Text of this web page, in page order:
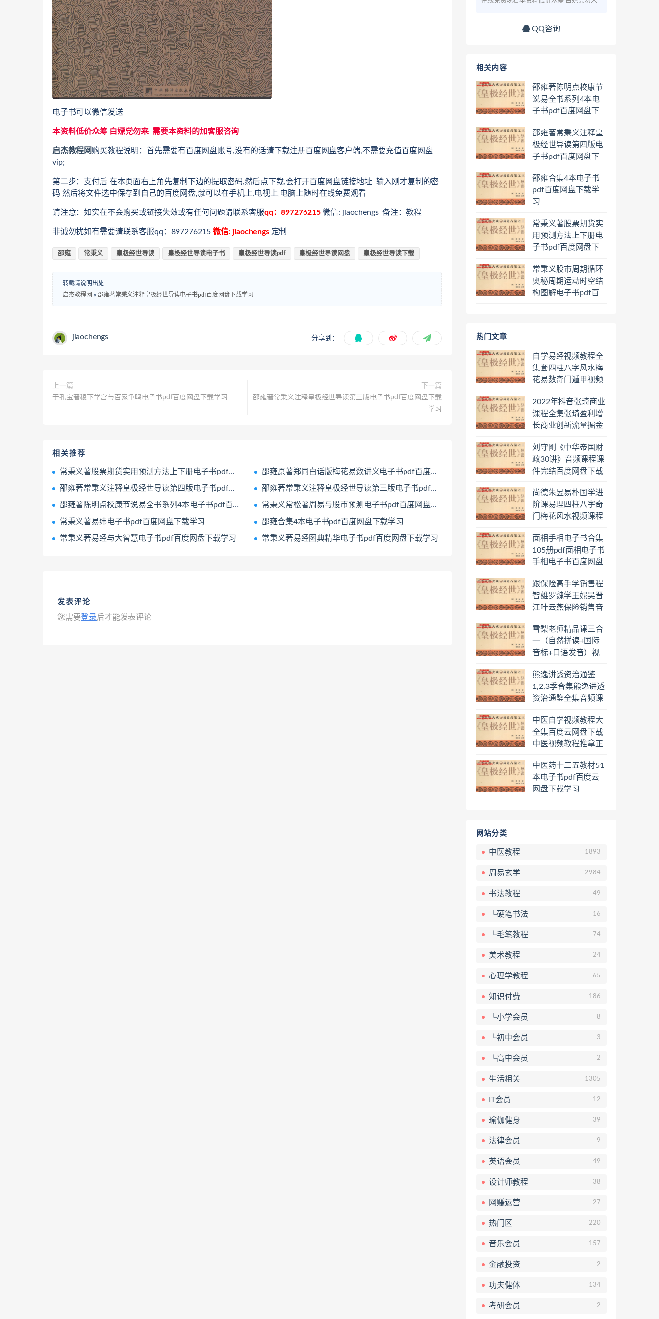
电子书可以微信发送
本资料低价众筹 白嫖党勿来 需要本资料的加客服咨询
启杰教程网购买教程说明：首先需要有百度网盘账号,没有的话请下载注册百度网盘客户端,不需要充值百度网盘
vip;
第二步：支付后 在本页面右上角先复制下边的提取密码,然后点下载,会打开百度网盘链接地址 输入刚才复制的密
码 然后将文件选中保存到自己的百度网盘,就可以在手机上,电视上,电脑上随时在线免费观看
请注意：如实在不会购买或链接失效或有任何问题请联系客服qq：897276215 微信: jiaochengs 备注：教程
非诚勿扰如有需要请联系客服qq：897276215 微信: jiaochengs 定制
邵雍 常秉义 皇极经世导读 皇极经世导读电子书 皇极经世导读pdf 皇极经世导读网盘 皇极经世导读下载
转载请说明出处
启杰教程网 » 邵雍著常秉义注释皇极经世导读电子书pdf百度网盘下载学习
jiaochengs 分享到：
上一篇
于孔宝著稷下学宫与百家争鸣电子书pdf百度网盘下载学习
下一篇
邵雍著常秉义注释皇极经世导读第三版电子书pdf百度网盘下载
学习
相关推荐
常秉义著股票期货实用预测方法上下册电子书pdf百度网盘下载学习 邵雍原著郑同白话版梅花易数讲义电子书pdf百度网盘下载学习
邵雍著常秉义注释皇极经世导读第四版电子书pdf百度网盘下载学习 邵雍著常秉义注释皇极经世导读第三版电子书pdf百度网盘下载学习
邵雍著陈明点校康节说易全书系列4本电子书pdf百度网盘下载学习 常秉义常松著周易与股市预测电子书pdf百度网盘下载学习
常秉义著易纬电子书pdf百度网盘下载学习 邵雍合集4本电子书pdf百度网盘下载学习
常秉义著易经与大智慧电子书pdf百度网盘下载学习 常秉义著易经图典精华电子书pdf百度网盘下载学习
发表评论
您需要登录后才能发表评论
QQ咨询
相关内容
邵雍著陈明点校康节
说易全书系列4本电
子书pdf百度网盘下
邵雍著常秉义注释皇
极经世导读第四版电
子书pdf百度网盘下
邵雍合集4本电子书
pdf百度网盘下载学
习
常秉义著股票期货实
用预测方法上下册电
子书pdf百度网盘下
常秉义股市周期循环
奥秘周期运动时空结
构图解电子书pdf百
热门文章
自学易经视频教程全
集套四柱八字风水梅
花易数奇门遁甲视频
日罗盘教程百度云网
盘会员
2022年抖音张琦商业
课程全集张琦盈利增
长商业创新流量掘金
盘下载学习
刘守刚《中华帝国财
政30讲》音频课程课
件完结百度网盘下载
尚德朱昱易朴国学进
阶课易理四柱八字奇
门梅花风水视频课程
学习
面相手相电子书合集
105册pdf面相电子书
手相电子书百度网盘
跟保险高手学销售程
智雄罗魏学王妮吴晋
江叶云燕保险销售音
盘下载学习
雪梨老师精品课三合
一（自然拼读+国际
音标+口语发音）视
载学习
熊逸讲透资治通鉴
1,2,3季合集熊逸讲透
资治通鉴全集音频课
一二三辑合集百度云
网盘下载学习
中医自学视频教程大
全集百度云网盘下载
中医视频教程推拿正
经络脉诊面诊舌诊手
诊私密终身会员百度
网盘共享群
中医药十三五教材51
本电子书pdf百度云
网盘下载学习
网站分类
中医教程 1893
周易玄学 2984
书法教程 49
└硬笔书法 16
└毛笔教程 74
美术教程 24
心理学教程 65
知识付费 186
└小学会员 8
└初中会员 3
└高中会员 2
生活相关 1305
IT会员 12
瑜伽健身 39
法律会员 9
英语会员 49
设计师教程 38
网赚运营 27
热门区 220
音乐会员 157
金融投资 2
功夫健体 134
考研会员 2